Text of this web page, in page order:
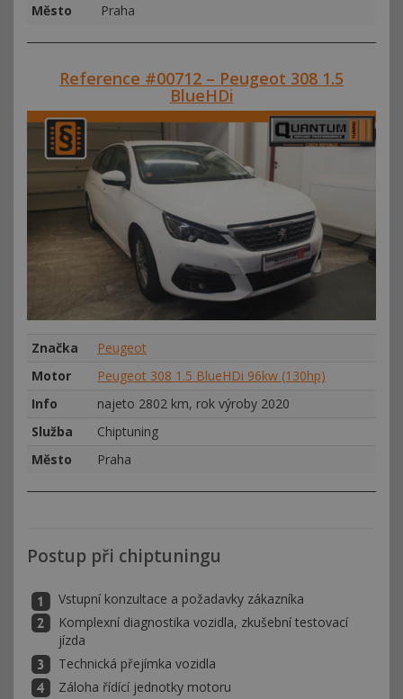
Město
Praha
Reference #00712 – Peugeot 308 1.5
BlueHDi
Značka
Peugeot
Motor
Peugeot 308 1.5 BlueHDi 96kw (130hp)
Info
najeto 2802 km, rok výroby 2020
Služba
Chiptuning
Město
Praha
Postup při chiptuningu
Vstupní konzultace a požadavky zákazníka
Komplexní diagnostika vozidla, zkušební testovací
jízda
Technická přejímka vozidla
Záloha řídící jednotky motoru